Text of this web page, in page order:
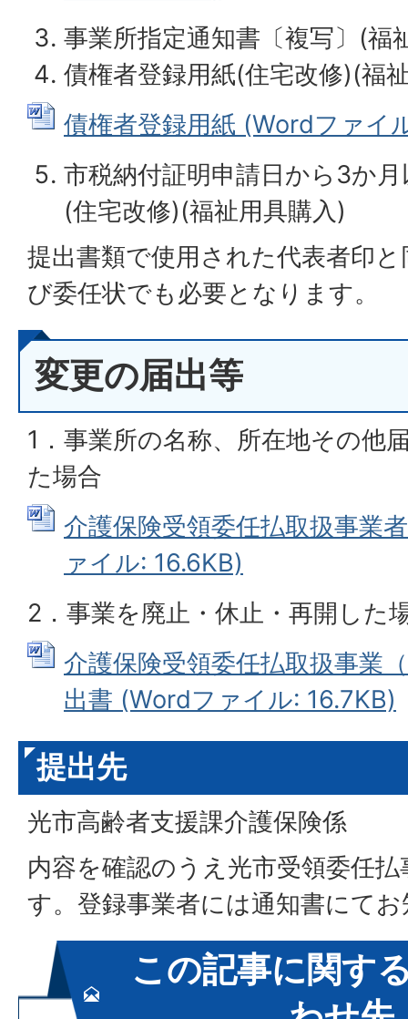
事業所指定通知書〔複写〕(福
債権者登録用紙(住宅改修)(福
債権者登録用紙 (Wordファイ
市税納付証明申請日から3か
(住宅改修)(福祉用具購入)
提出書類で使用された代表者印
び委任状でも必要となります。
変更の届出等
1．事業所の名称、所在地その他
た場合
介護保険受領委任払取扱事業
ァイル: 16.6KB)
2．事業を廃止・休止・再開した
介護保険受領委任払取扱事業
出書 (Wordファイル: 16.7KB)
提出先
光市高齢者支援課介護保険係
内容を確認のうえ光市受領委任
す。登録事業者には通知書にて
この記事に関す